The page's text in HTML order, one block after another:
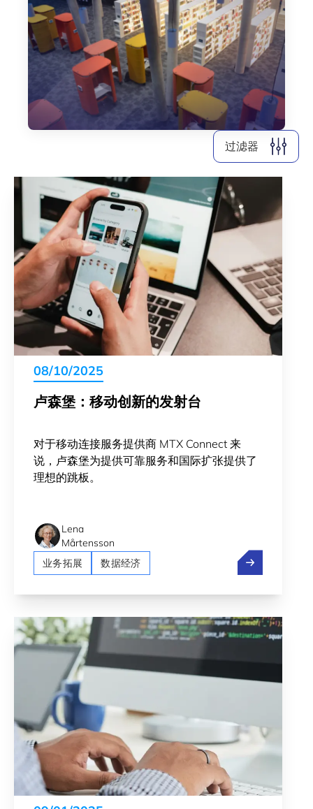
过滤器
清除全部 显示5 个结果
08/10/2025
卢森堡：移动创新的发射台
对于移动连接服务提供商 MTX Connect 来
说，卢森堡为提供可靠服务和国际扩张提供了
理想的跳板。
Lena
Mårtensson
业务拓展
数据经济 卢森堡：移动